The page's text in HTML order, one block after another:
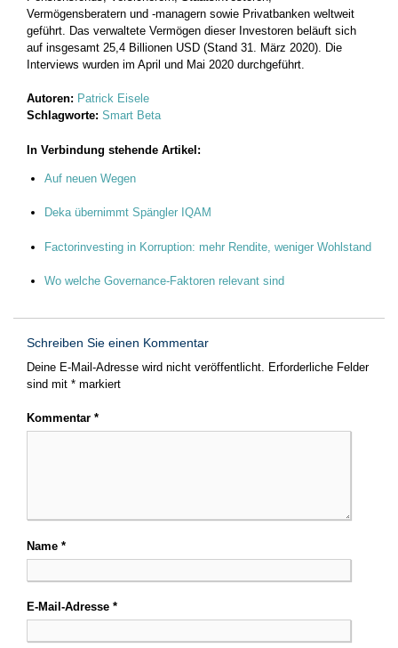
Vermögensberatern und -managern sowie Privatbanken weltweit
geführt. Das verwaltete Vermögen dieser Investoren beläuft sich
auf insgesamt 25,4 Billionen USD (Stand 31. März 2020). Die
Interviews wurden im April und Mai 2020 durchgeführt.
Autoren: Patrick Eisele
Schlagworte: Smart Beta
In Verbindung stehende Artikel:
Auf neuen Wegen
Deka übernimmt Spängler IQAM
Factorinvesting in Korruption: mehr Rendite, weniger Wohlstand
Wo welche Governance-Faktoren relevant sind
Schreiben Sie einen Kommentar
Deine E-Mail-Adresse wird nicht veröffentlicht. Erforderliche Felder
sind mit * markiert
Kommentar *
Name *
E-Mail-Adresse *